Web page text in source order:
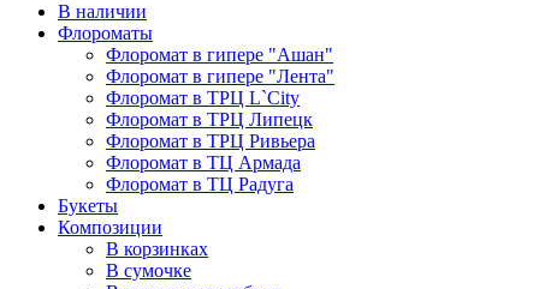
В наличии
Флороматы
Флоромат в гипере "Ашан"
Флоромат в гипере "Лента"
Флоромат в ТРЦ L`City
Флоромат в ТРЦ Липецк
Флоромат в ТРЦ Ривьера
Флоромат в ТЦ Армада
Флоромат в ТЦ Радуга
Букеты
Композиции
В корзинках
В сумочке